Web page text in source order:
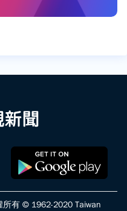
有 © 1962-2020 Taiwan